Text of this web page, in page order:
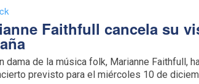
Faithfull cancela su
dama de la música folk, Marianne Faithfull,
previsto para el miércoles 10 de